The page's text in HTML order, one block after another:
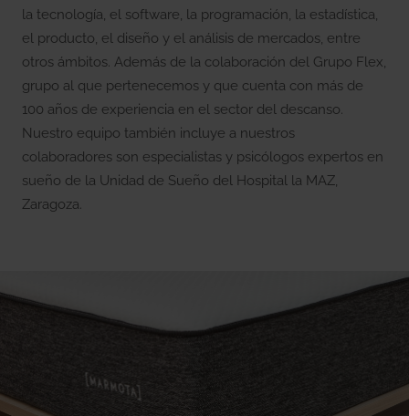
la tecnología, el software, la programación, la estadística,
el producto, el diseño y el análisis de mercados, entre
otros ámbitos. Además de la colaboración del Grupo Flex,
grupo al que pertenecemos y que cuenta con más de
100 años de experiencia en el sector del descanso.
Nuestro equipo también incluye a nuestros
colaboradores son especialistas y psicólogos expertos en
sueño de la Unidad de Sueño del Hospital la MAZ,
Zaragoza.